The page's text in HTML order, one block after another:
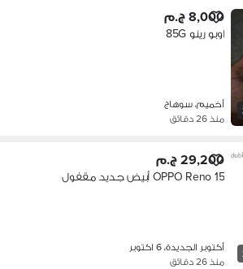
8,000 ج.م
اوبو رينو 85G
أخميم، سوهاج
منذ 26 دقائق
29,200 ج.م
OPPO Reno 15 أبيض جديد مقفول
أكتوبر الجديدة، 6 اكتوبر
منذ 26 دقائق